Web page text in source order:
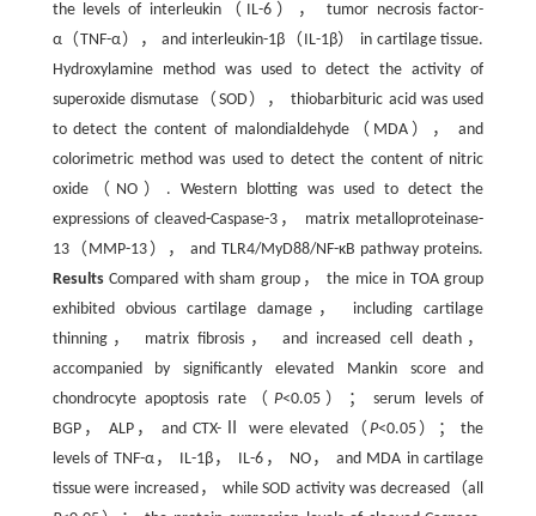
the levels of interleukin（IL-6）， tumor necrosis factor-
α（TNF-α）， and interleukin-1β（IL-1β） in cartilage tissue.
Hydroxylamine method was used to detect the activity of
superoxide dismutase（SOD）， thiobarbituric acid was used
to detect the content of malondialdehyde（MDA）， and
colorimetric method was used to detect the content of nitric
oxide（NO）. Western blotting was used to detect the
expressions of cleaved-Caspase-3， matrix metalloproteinase-
13（MMP-13）， and TLR4/MyD88/NF-κB pathway proteins.
ResultsCompared with sham group， the mice in TOA group
exhibited obvious cartilage damage， including cartilage
thinning， matrix fibrosis， and increased cell death，
accompanied by significantly elevated Mankin score and
chondrocyte apoptosis rate（ P<0.05）； serum levels of
BGP， ALP， and CTX-Ⅱ were elevated（P<0.05）； the
levels of TNF-α， IL-1β， IL-6， NO， and MDA in cartilage
tissue were increased， while SOD activity was decreased（all